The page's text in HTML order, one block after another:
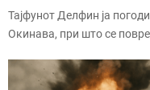
Тајфунот Делфин ја
Окинава, при што се